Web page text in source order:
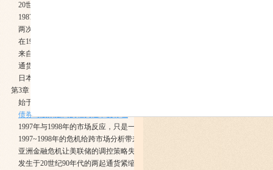
20世纪70年代通货膨胀期的终结
1987年股灾强化了这一市场间关系
两次伊拉克战争
在1994年的隐形熊市中，市场间关系同样得到印证
来自20世纪30年代的回响
通货紧缩情境
日本股市泡沫于1990年破灭
第3章 1997-1998年亚洲金融危机
始于1997年的亚洲金融危机
债券与股票之间的相关性不复存在
1997年与1998年的市场反应，只是一次预演
1997~1998年的危机给跨市场分析带来的启示
亚洲金融危机让美联储的调控策略失效
发生于20世纪90年代的两起通货紧缩事件